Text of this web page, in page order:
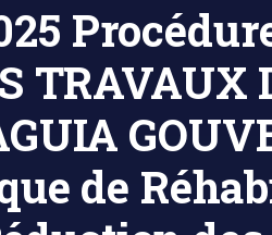
TRAVAUX
de